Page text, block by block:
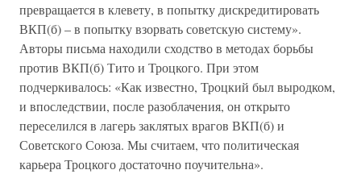
превращается в клевету, в попытку дискредитировать
ВКП(б) – в попытку взорвать советскую систему».
Авторы письма находили сходство в методах борьбы
против ВКП(б) Тито и Троцкого. При этом
подчеркивалось: «Как известно, Троцкий был выродком,
и впоследствии, после разоблачения, он открыто
переселился в лагерь заклятых врагов ВКП(б) и
Советского Союза. Мы считаем, что политическая
карьера Троцкого достаточно поучительна».